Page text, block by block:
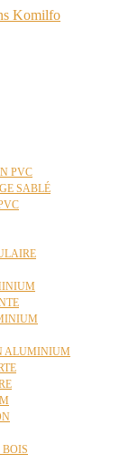
PVC
SABLÉ
ALUMINIUM